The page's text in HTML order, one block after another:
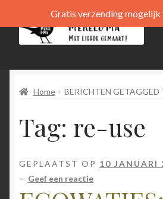
door
navigatie
direct
de
Afrekenen
Mijn account
menu
Home BERICHTEN GETAGGED
Tag: re-use
GEPLAATST OP 10 JANUARI
— Geef een reactie
Gratis verzending mogelijk